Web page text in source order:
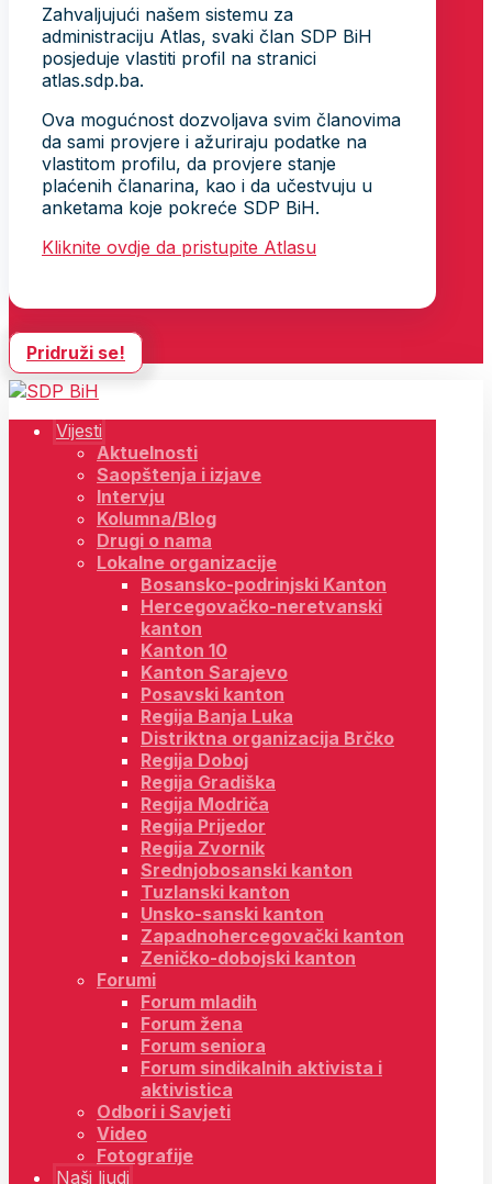
Zahvaljujući našem sistemu za
administraciju Atlas, svaki član SDP BiH
posjeduje vlastiti profil na stranici
atlas.sdp.ba.
Ova mogućnost dozvoljava svim članovima
da sami provjere i ažuriraju podatke na
vlastitom profilu, da provjere stanje
plaćenih članarina, kao i da učestvuju u
anketama koje pokreće SDP BiH.
Kliknite ovdje da pristupite Atlasu
Pridruži se!
Vijesti
Aktuelnosti
Saopštenja i izjave
Intervju
Kolumna/Blog
Drugi o nama
Lokalne organizacije
Bosansko-podrinjski Kanton
Hercegovačko-neretvanski
kanton
Kanton 10
Kanton Sarajevo
Posavski kanton
Regija Banja Luka
Distriktna organizacija Brčko
Regija Doboj
Regija Gradiška
Regija Modriča
Regija Prijedor
Regija Zvornik
Srednjobosanski kanton
Tuzlanski kanton
Unsko-sanski kanton
Zapadnohercegovački kanton
Zeničko-dobojski kanton
Forumi
Forum mladih
Forum žena
Forum seniora
Forum sindikalnih aktivista i
aktivistica
Odbori i Savjeti
Video
Fotografije
Naši ljudi